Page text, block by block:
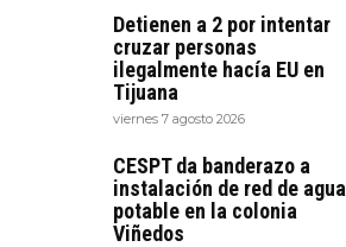
Detienen a 2 por intentar
cruzar personas
ilegalmente hacía EU en
Tijuana
viernes 7 agosto 2026
CESPT da banderazo a
instalación de red de agua
potable en la colonia
Viñedos